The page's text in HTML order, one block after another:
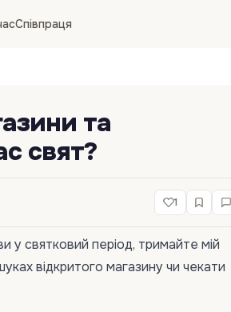
Співпраця
та
свят?
1
у святковий період, тримайте мій
відкритого магазину чи чекати